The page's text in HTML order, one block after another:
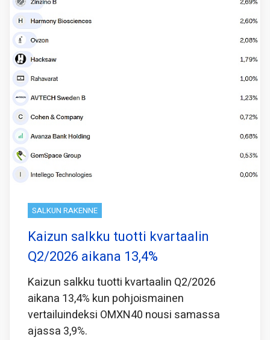
SALKUN RAKENNE
Kaizun salkku tuotti kvartaalin
Q2/2026 aikana 13,4%
Kaizun salkku tuotti kvartaalin Q2/2026
aikana 13,4% kun pohjoismainen
vertailuindeksi OMXN40 nousi samassa
ajassa 3,9%.